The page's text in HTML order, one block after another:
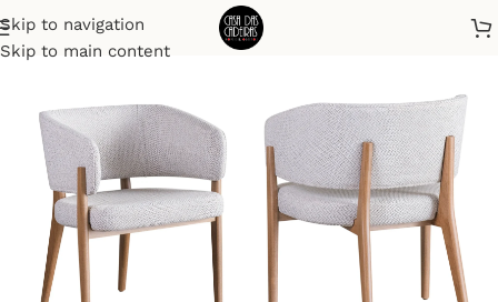
Skip to navigation
Skip to main content
Início Poltronas